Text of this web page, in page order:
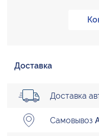
Доставка
Доставка
Самовывоз